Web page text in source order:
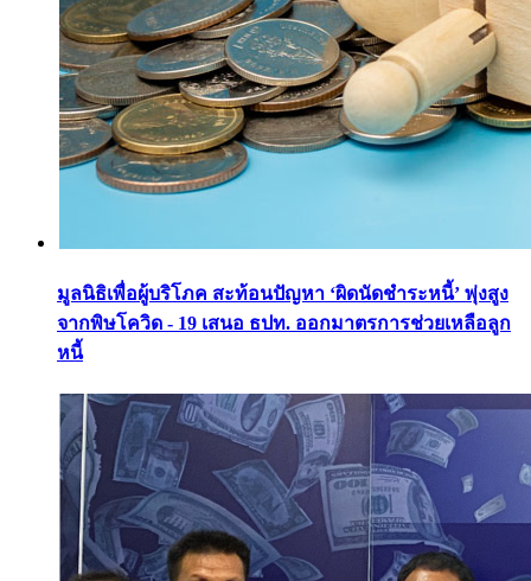
มูลนิธิเพื่อผู้บริโภค สะท้อนปัญหา ‘ผิดนัดชำระหนี้’ พุ่งสูง
จากพิษโควิด - 19 เสนอ ธปท. ออกมาตรการช่วยเหลือลูก
หนี้